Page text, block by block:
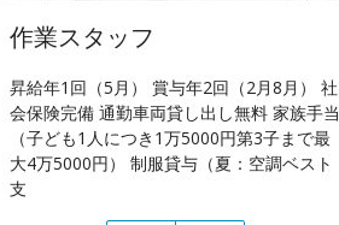
作業スタッフ
昇給年1回（5月） 賞与年2回（2月8月） 社
会保険完備 通勤車両貸し出し無料 家族手当
（子ども1人につき1万5000円第3子まで最
大4万5000円） 制服貸与（夏：空調ベスト
支